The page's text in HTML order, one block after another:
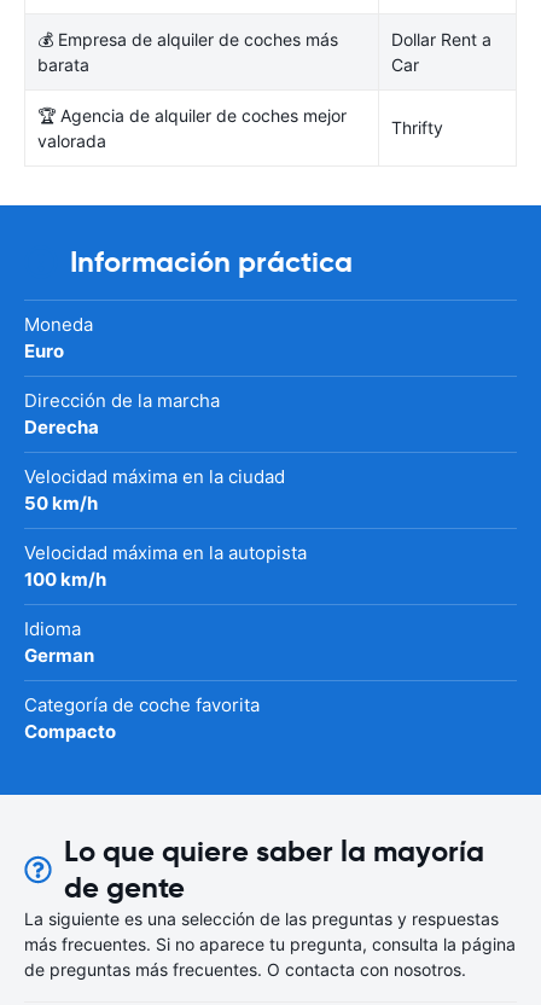
💰 Empresa de alquiler de coches más
barata
Dollar Rent a
Car
🏆 Agencia de alquiler de coches mejor
valorada
Thrifty
Información práctica
Moneda
Euro
Dirección de la marcha
Derecha
Velocidad máxima en la ciudad
50 km/h
Velocidad máxima en la autopista
100 km/h
Idioma
German
Categoría de coche favorita
Compacto
Lo que quiere saber la mayoría
de gente
La siguiente es una selección de las preguntas y respuestas
más frecuentes. Si no aparece tu pregunta, consulta la página
de preguntas más frecuentes. O contacta con nosotros.